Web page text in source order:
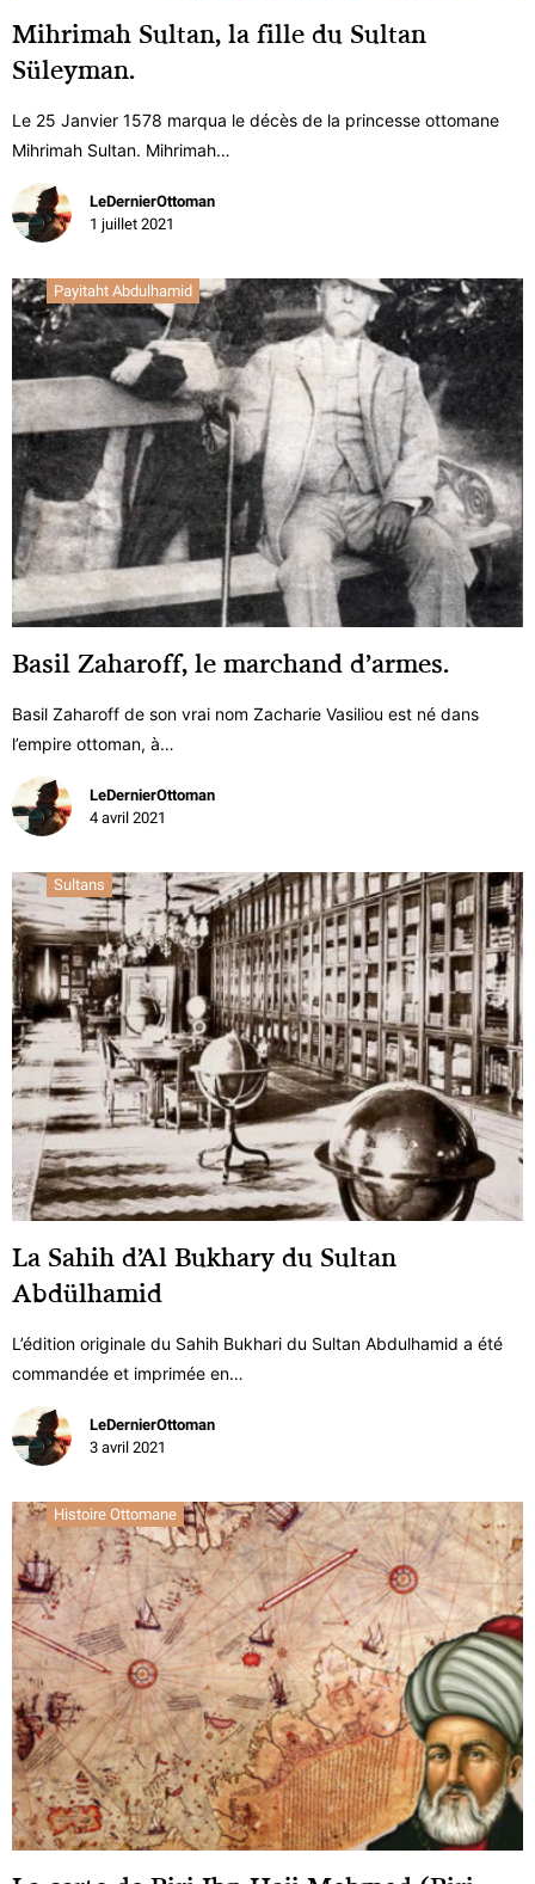
Mihrimah Sultan, la fille du Sultan
Süleyman.
Le 25 Janvier 1578 marqua le décès de la princesse ottomane
Mihrimah Sultan. Mihrimah…
LeDernierOttoman
1 juillet 2021
Payitaht Abdulhamid
Basil Zaharoff, le marchand d’armes.
Basil Zaharoff de son vrai nom Zacharie Vasiliou est né dans
l’empire ottoman, à…
LeDernierOttoman
4 avril 2021
Sultans
La Sahih d’Al Bukhary du Sultan
Abdülhamid
L’édition originale du Sahih Bukhari du Sultan Abdulhamid a été
commandée et imprimée en…
LeDernierOttoman
3 avril 2021
Histoire Ottomane